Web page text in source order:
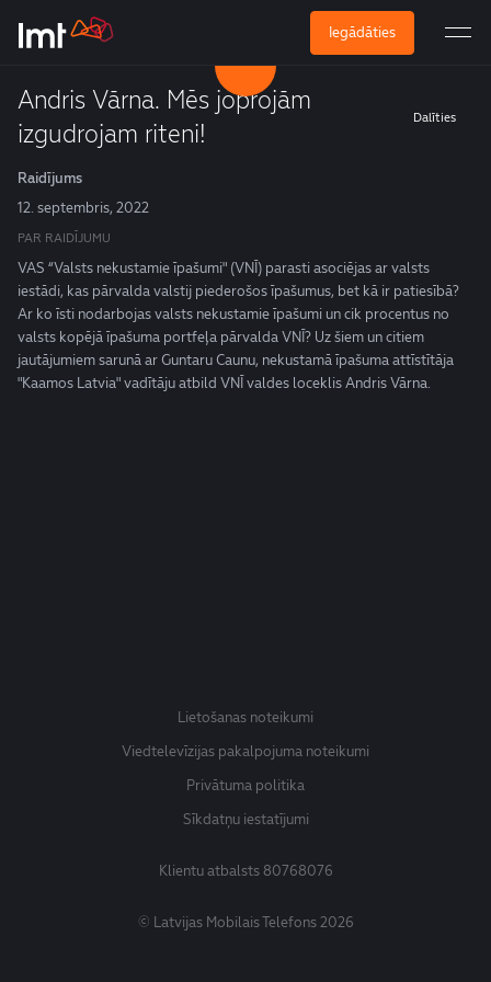
Iegādāties
Andris Vārna. Mēs joprojām
izgudrojam riteni!
Dalīties
Raidījums
12. septembris, 2022
PAR RAIDĪJUMU
VAS “Valsts nekustamie īpašumi" (VNĪ) parasti asociējas ar valsts
iestādi, kas pārvalda valstij piederošos īpašumus, bet kā ir patiesībā?
Ar ko īsti nodarbojas valsts nekustamie īpašumi un cik procentus no
valsts kopējā īpašuma portfeļa pārvalda VNĪ? Uz šiem un citiem
jautājumiem sarunā ar Guntaru Caunu, nekustamā īpašuma attīstītāja
"Kaamos Latvia" vadītāju atbild VNĪ valdes loceklis Andris Vārna.
Lietošanas noteikumi
Viedtelevīzijas pakalpojuma noteikumi
Privātuma politika
Sīkdatņu iestatījumi
Klientu atbalsts80768076
© Latvijas Mobilais Telefons 2026